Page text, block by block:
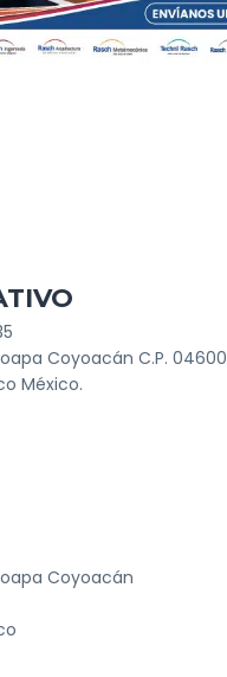
Coyoacán C.P. 04600
México.
Coyoacán